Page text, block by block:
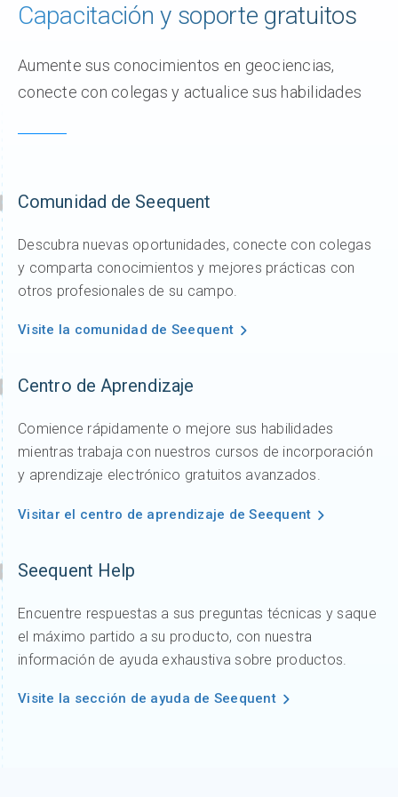
Capacitación y soporte gratuitos
Aumente sus conocimientos en geociencias,
conecte con colegas y actualice sus habilidades
Comunidad de Seequent
Descubra nuevas oportunidades, conecte con colegas
y comparta conocimientos y mejores prácticas con
otros profesionales de su campo.
Visite la comunidad de Seequent
Centro de Aprendizaje
Comience rápidamente o mejore sus habilidades
mientras trabaja con nuestros cursos de incorporación
y aprendizaje electrónico gratuitos avanzados.
Visitar el centro de aprendizaje de Seequent
Seequent Help
Encuentre respuestas a sus preguntas técnicas y saque
el máximo partido a su producto, con nuestra
información de ayuda exhaustiva sobre productos.
Visite la sección de ayuda de Seequent